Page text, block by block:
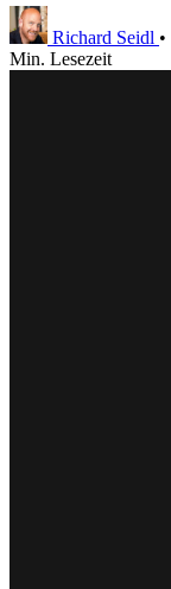
Richard Seidl •
Min. Lesezeit